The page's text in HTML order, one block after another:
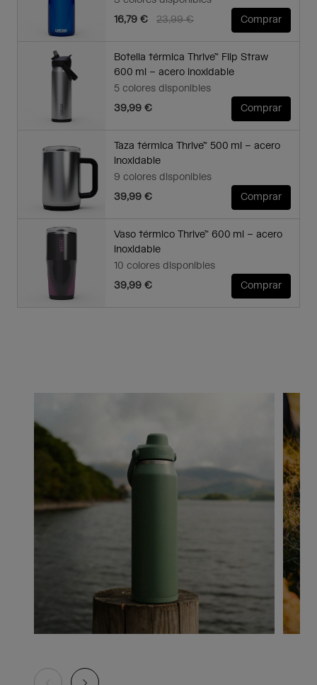
Price reduced from
23,99 €to
16,79 € Comprar
Botella térmica Thrive™ Flip Straw
600 ml – acero inoxidable
5 colores disponibles
39,99 €
Comprar
Taza térmica Thrive™ 500 ml – acero
inoxidable
9 colores disponibles
39,99 €
Comprar
Vaso térmico Thrive™ 600 ml – acero
inoxidable
10 colores disponibles
39,99 €
Comprar